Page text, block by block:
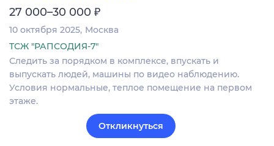
27 000–30 000 ₽
10 октября 2025 Москва
ТСЖ "РАПСОДИЯ-7"
Следить за порядком в комплексе, впускать и
выпускать людей, машины по видео наблюдению.
Условия нормальные, теплое помещение на первом
этаже.
Откликнуться